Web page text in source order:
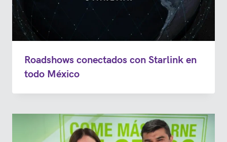
Roadshows conectados con Starlink en
todo México